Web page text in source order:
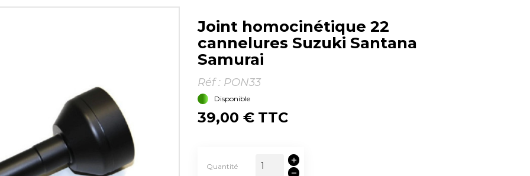
Joint homocinétique 22
cannelures Suzuki Santana
Samurai
Réf : PON33
Disponible
39,00 € TTC
Quantité